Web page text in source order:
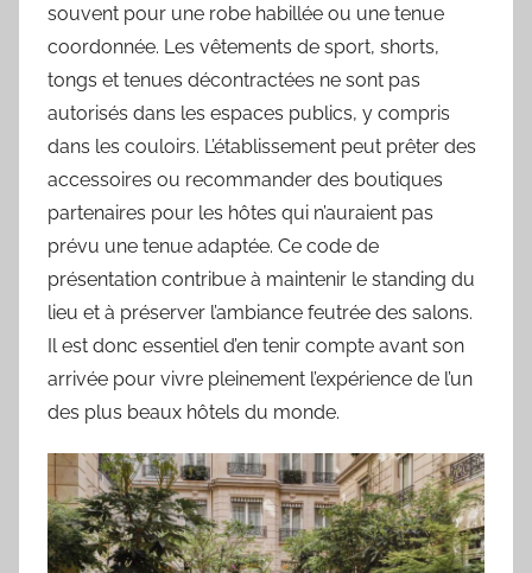
souvent pour une robe habillée ou une tenue
coordonnée. Les vêtements de sport, shorts,
tongs et tenues décontractées ne sont pas
autorisés dans les espaces publics, y compris
dans les couloirs. L’établissement peut prêter des
accessoires ou recommander des boutiques
partenaires pour les hôtes qui n’auraient pas
prévu une tenue adaptée. Ce code de
présentation contribue à maintenir le standing du
lieu et à préserver l’ambiance feutrée des salons.
Il est donc essentiel d’en tenir compte avant son
arrivée pour vivre pleinement l’expérience de l’un
des plus beaux hôtels du monde.